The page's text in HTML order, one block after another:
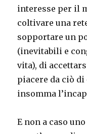
interesse per il
coltivare una
sopportare un
(inevitabili e
vita), di
piacere da ciò
insomma
E non a caso